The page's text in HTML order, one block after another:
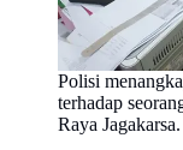
Polisi
terhadap
Raya